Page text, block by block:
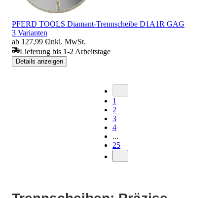
PFERD TOOLS Diamant-Trennscheibe D1A1R GAG
3 Varianten
ab 127,99 €inkl. MwSt.
Lieferung bis 1-2 Arbeitstage
Details anzeigen
1
2
3
4
...
25